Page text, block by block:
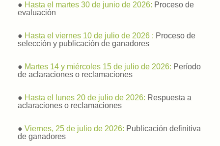
● Hasta el martes 30 de junio de 2026: Proceso de
evaluación
● Hasta el viernes 10 de julio de 2026 : Proceso de
selección y publicación de ganadores
● Martes 14 y miércoles 15 de julio de 2026: Período
de aclaraciones o reclamaciones
● Hasta el lunes 20 de julio de 2026: Respuesta a
aclaraciones o reclamaciones
● Viernes, 25 de julio de 2026: Publicación definitiva
de ganadores